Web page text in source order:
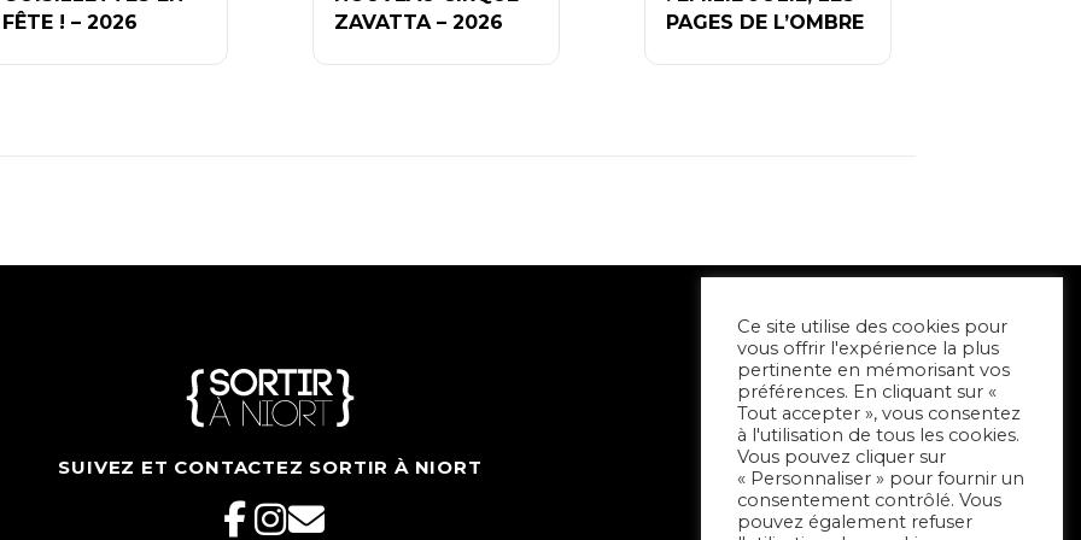
FÊTE ! – 2026
ZAVATTA – 2026
PAGES DE L’OMBRE
SUIVEZ ET CONTACTEZ SORTIR À NIORT
Ce site utilise des cookies pour
vous offrir l'expérience la plus
pertinente en mémorisant vos
préférences. En cliquant sur «
Tout accepter », vous consentez
à l'utilisation de tous les cookies.
Vous pouvez cliquer sur
« Personnaliser » pour fournir un
consentement contrôlé. Vous
pouvez également refuser